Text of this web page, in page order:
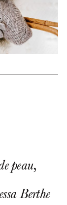
peau,
Berthe